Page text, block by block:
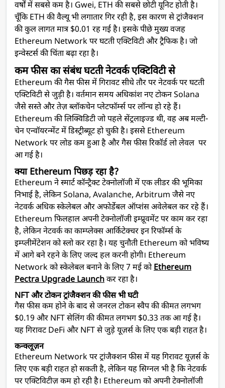
वर्षों में सबसे कम है। Gwei, ETH की सबसे छोटी यूनिट होती है।
चूँकि ETH की वैल्यू भी लगातार गिर रही है, इस कारण से ट्रांजैक्शन
की कुल लागत मात्र $0.01 रह गई है। इसके पीछे मुख्य वजह
Ethereum Network पर घटती एक्टिविटी और ट्रैफिक है। जो
इन्वेस्टर्स की चिंता बढ़ा रहा है।
कम फीस का संबंध घटती नेटवर्क एक्टिविटी से
Ethereum की गैस फीस में गिरावट सीधे तौर पर नेटवर्क पर घटती
एक्टिविटी से जुड़ी है। वर्तमान समय अधिकांश नए टोकन Solana
जैसे सस्ते और तेज़ ब्लॉकचेन प्लेटफॉर्म्स पर लॉन्च हो रहे हैं।
Ethereum की लिक्विडिटी जो पहले सेंट्रलाइज्ड थी, वह अब मल्टी-
चेन एन्वॉयरन्मेंट में डिस्ट्रीब्यूट हो चुकी है। इससे Ethereum
Network पर लोड कम हुआ है और गैस फीस रिकॉर्ड लो लेवल पर
आ गई है।
क्या Ethereum पिछड़ रहा है?
Ethereum ने स्मार्ट कॉन्ट्रैक्ट टेक्नोलॉजी में एक लीडर की भूमिका
निभाई है, लेकिन Solana, Avalanche, Arbitrum जैसे नए
नेटवर्क अधिक स्केलेबल और अफोर्डेबल ऑप्शंस अवेलेबल कर रहे हैं।
Ethereum फिलहाल अपनी टेक्नोलॉजी इम्प्रूवमेंट पर काम कर रहा
है, लेकिन नेटवर्क का काम्प्लेक्स आर्किटेक्चर इन रिफॉर्म्स के
इम्प्लीमेंटेशन को स्लो कर रहा है। यह चुनौती Ethereum को भविष्य
में आगे बने रहने के लिए जल्द हल करनी होगी। Ethereum
Network को स्केलेबल बनाने के लिए 7 मई कोEthereum
Pectra Upgrade Launchकर रहा है।
NFT और टोकन ट्रांजैक्शन की फीस भी घटी
गैस फीस कम होने के बाद से जनरल टोकन स्वैप की कीमत लगभग
$0.19 और NFT सेलिंग की कीमत लगभग $0.33 तक आ गई है।
यह गिरावट DeFi और NFT से जुड़े यूज़र्स के लिए एक बड़ी राहत है।
कन्क्लूज़न
Ethereum Network पर ट्रांजैक्शन फीस में यह गिरावट यूज़र्स के
लिए एक बड़ी राहत हो सकती है, लेकिन यह सिग्नल भी है कि नेटवर्क
पर एक्टिविटीज़ कम हो रही है। Ethereum को अपनी टेक्नोलॉजी